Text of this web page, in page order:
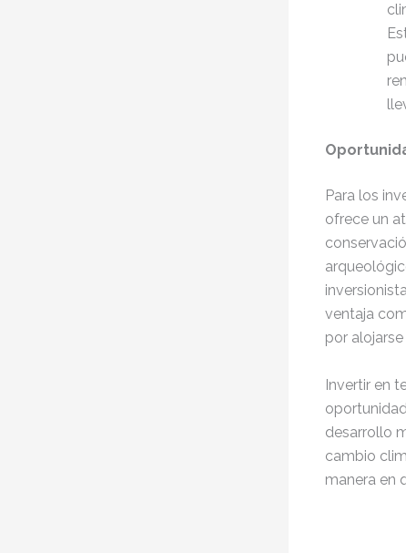
Para los
ofrece un
ventaja
por
Invertir en
desarrollo
cambio
manera en